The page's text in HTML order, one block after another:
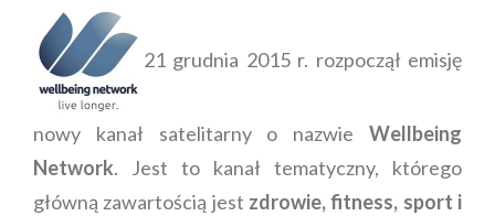
21 grudnia 2015 r. rozpoczął emisję
nowy kanał satelitarny o nazwie Wellbeing
Network. Jest to kanał tematyczny, którego
główną zawartością jest zdrowie, fitness, sport i